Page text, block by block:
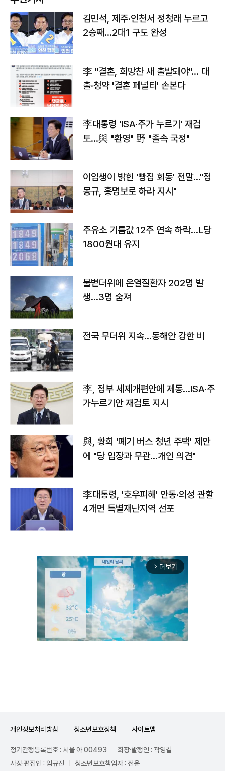
김민석, 제주·인천서 정청래 누르고
2승째…2대1 구도 완성
李 "결혼, 희망찬 새 출발돼야"… 대
출·청약 '결혼 페널티' 손본다
李대통령 'ISA·주가 누르기' 재검
토…與 "환영" 野 "졸속 국정"
이임생이 밝힌 '빵집 회동' 전말…"정
몽규, 홍명보로 하라 지시"
주유소 기름값 12주 연속 하락…L당
1800원대 유지
불볕더위에 온열질환자 202명 발
생…3명 숨져
전국 무더위 지속…동해안 강한 비
李, 정부 세제개편안에 제동…ISA·주
가누르기안 재검토 지시
與, 황희 '폐기 버스 청년 주택' 제안
에 "당 입장과 무관…개인 의견"
李대통령, '호우피해' 안동·의성 관할
4개면 특별재난지역 선포
arrow_forward_ios 더보기
개인정보처리방침 청소년보호정책 사이트맵
정기간행등록번호 : 서울 아 00493
회장·발행인 : 곽영길
사장·편집인 : 임규진
청소년보호책임자 : 전운